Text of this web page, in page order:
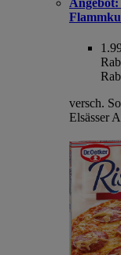
Angebot:
versch.
Elsässer